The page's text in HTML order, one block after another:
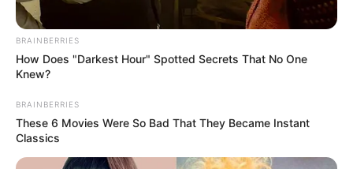
Prestasi
Peringkat 4 ASC Ripcurl and Music Festival Halfway di Bali
(2014)
Peringkat 3 Asian Surfing Competition di Thailand (2011)
Juara 1 Occy’s Grom Competition Billabong di Malaysia
BRAINBERRIES
How Does "Darkest Hour" Spotted Secrets That No One
Knew?
BRAINBERRIES
These 6 Movies Were So Bad That They Became Instant
Classics